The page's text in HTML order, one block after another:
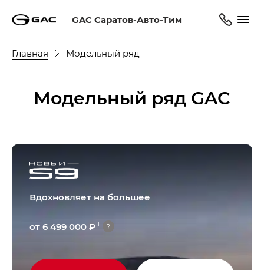
GAC Саратов-Авто-Тим
Главная Модельный ряд
Модельный ряд GAC
от 6 499 000 ₽ 1 ?
Вдохновляет на большее